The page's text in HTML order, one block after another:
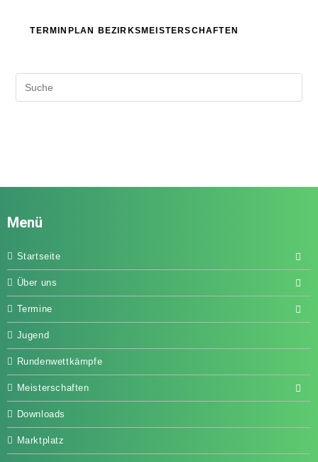
TERMINPLAN BEZIRKSMEISTERSCHAFTEN
Menü
Startseite
Über uns
Termine
Jugend
Rundenwettkämpfe
Meisterschaften
Downloads
Marktplatz